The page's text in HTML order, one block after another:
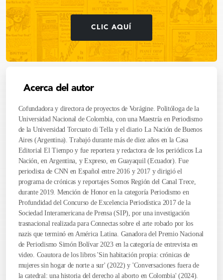
CLIC AQUÍ
Acerca del autor
Cofundadora y directora de proyectos de Vorágine. Politóloga de la
Universidad Nacional de Colombia, con una Maestría en Periodismo
de la Universidad Torcuato di Tella y el diario La Nación de Buenos
Aires (Argentina). Trabajó durante más de diez años en la Casa
Editorial El Tiempo y fue reportera y redactora de los periódicos La
Nación, en Argentina, y Expreso, en Guayaquil (Ecuador). Fue
periodista de CNN en Español entre 2016 y 2017 y dirigió el
programa de crónicas y reportajes Somos Región del Canal Trece,
durante 2019. Mención de Honor en la categoría Periodismo en
Profundidad del Concurso de Excelencia Periodística 2017 de la
Sociedad Interamericana de Prensa (SIP), por una investigación
trasnacional realizada para Connectas sobre el arte robado por los
nazis que terminó en América Latina. Ganadora del Premio Nacional
de Periodismo Simón Bolívar 2023 en la categoría de entrevista en
video. Coautora de los libros 'Sin habitación propia: crónicas de
mujeres sin hogar de norte a sur' (2022) y 'Conversaciones fuera de
la catedral: una historia del derecho al aborto en Colombia' (2024).